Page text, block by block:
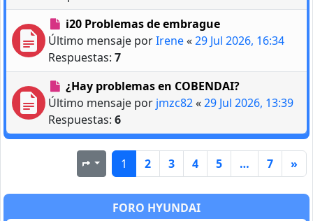
i20 Problemas de embrague
Último mensaje porIrene«29 Jul 2026, 16:34
Respuestas: 7
¿Hay problemas en COBENDAI?
Último mensaje por jmzc82«29 Jul 2026, 13:39
Respuestas: 6
Página1 de7
1 2 3 4 5 … 7 »
FORO HYUNDAI